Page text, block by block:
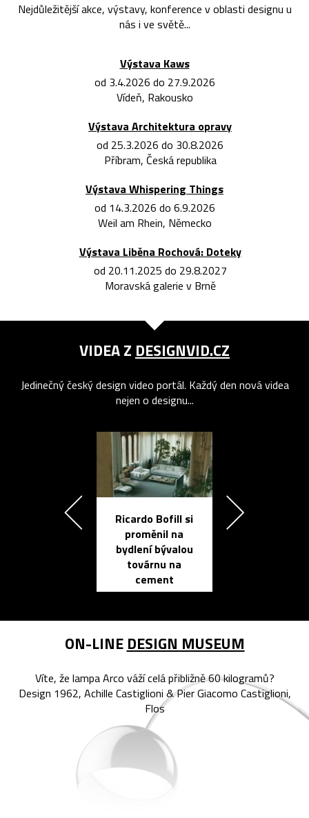
Nejdůležitější akce, výstavy, konference v oblasti designu u
nás i ve světě...
Výstava Kaws
od 3.4.2026 do 27.9.2026
Vídeň, Rakousko
Výstava Architektura opravy
od 25.3.2026 do 30.8.2026
Příbram, Česká republika
Výstava Whispering Things
od 14.3.2026 do 6.9.2026
Weil am Rhein, Německo
Výstava Liběna Rochová: Doteky
od 20.11.2025 do 29.8.2027
Moravská galerie v Brně
VIDEA Z DESIGNVID.CZ
Jedinečný český design video portál. Každý den nová videa
nejen o designu...
Ricardo Bofill si
proměnil na
bydlení bývalou
továrnu na
cement
ON-LINE DESIGN MUSEUM
Víte, že lampa Arco váží celá přibližně 60 kilogramů?
Design 1962, Achille Castiglioni & Pier Giacomo Castiglioni,
Flos